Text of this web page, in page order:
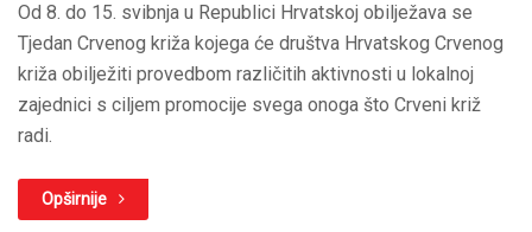
Od 8. do 15. svibnja u Republici Hrvatskoj obilježava se
Tjedan Crvenog križa kojega će društva Hrvatskog Crvenog
križa obilježiti provedbom različitih aktivnosti u lokalnoj
zajednici s ciljem promocije svega onoga što Crveni križ
radi.
Opširnije